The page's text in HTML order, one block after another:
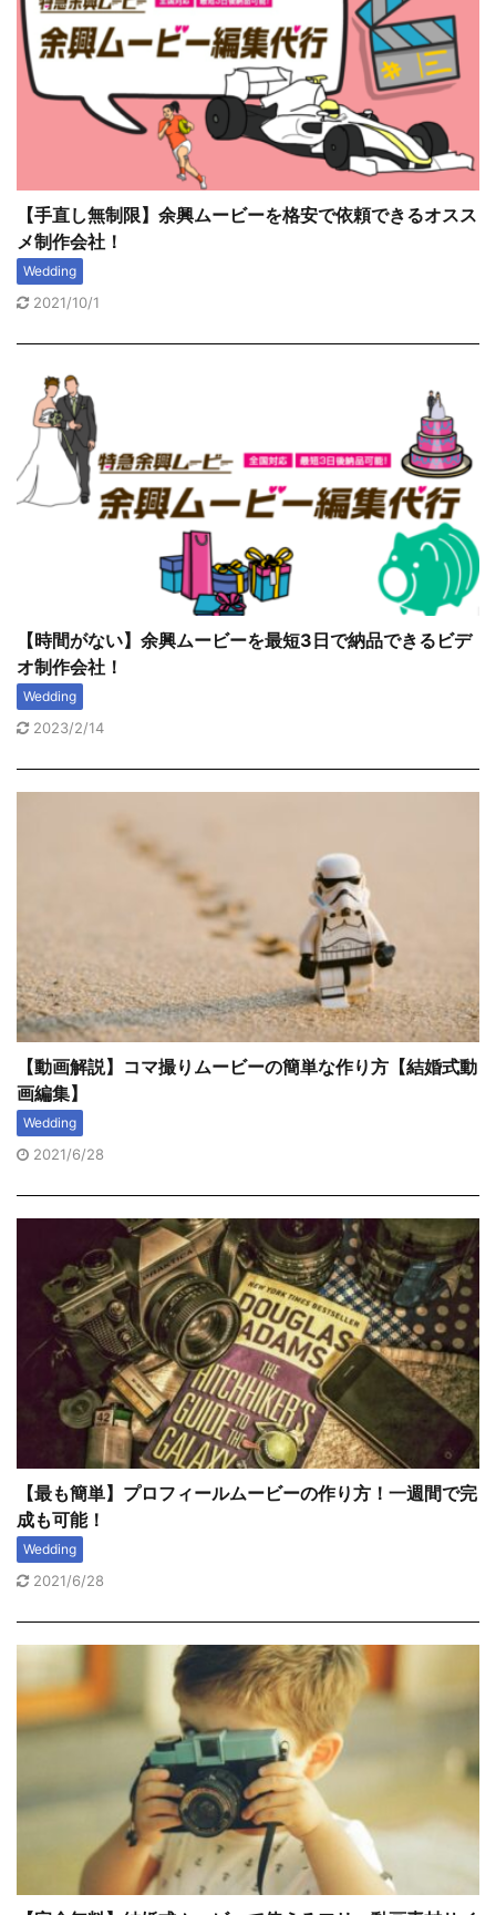
【手直し無制限】余興ムービーを格安で依頼できるオスス
メ制作会社！
Wedding
2021/10/1
【時間がない】余興ムービーを最短3日で納品できるビデ
オ制作会社！
Wedding
2023/2/14
【動画解説】コマ撮りムービーの簡単な作り方【結婚式動
画編集】
Wedding
2021/6/28
【最も簡単】プロフィールムービーの作り方！一週間で完
成も可能！
Wedding
2021/6/28